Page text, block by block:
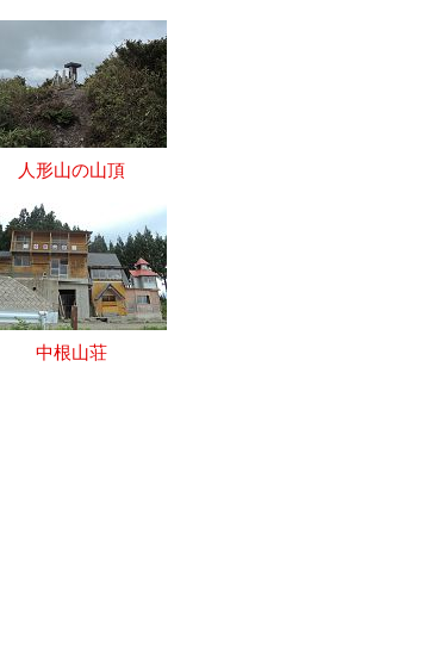
人形山の山頂
中根山荘